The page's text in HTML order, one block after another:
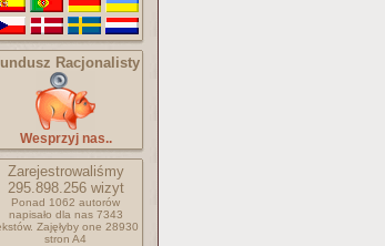
Racjonalisty
Wesprzyj nas..
Zarejestrowaliśmy
295.898.256wizyt
Ponad 1062 autorów
napisało dla nas 7343
Zajęłyby one 28930
stron A4